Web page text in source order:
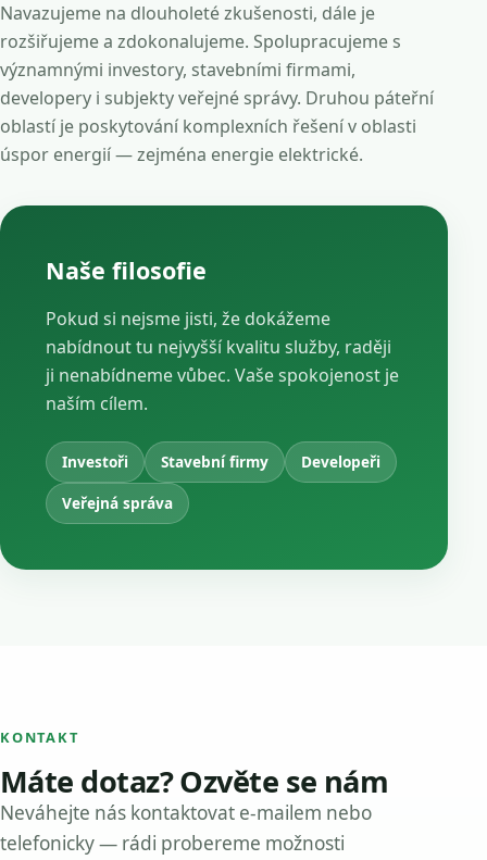
Navazujeme na dlouholeté zkušenosti, dále je
rozšiřujeme a zdokonalujeme. Spolupracujeme s
významnými investory, stavebními firmami,
developery i subjekty veřejné správy. Druhou páteřní
oblastí je poskytování komplexních řešení v oblasti
úspor energií — zejména energie elektrické.
Naše filosofie
Pokud si nejsme jisti, že dokážeme
nabídnout tu nejvyšší kvalitu služby, raději
ji nenabídneme vůbec. Vaše spokojenost je
naším cílem.
Investoři Stavební firmy
Developeři
Veřejná správa
KONTAKT
Máte dotaz? Ozvěte se nám
Neváhejte nás kontaktovat e-mailem nebo
telefonicky — rádi probereme možnosti